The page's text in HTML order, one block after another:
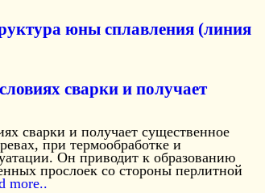
юны сплавления (линия
сварки и получает
сварки и получает существенное
при термообработке и
Он приводит к образованию
прослоек со стороны перлитной
more..